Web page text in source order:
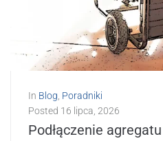
In Blog Poradniki
Posted 16 lipca, 2026
Podłączenie